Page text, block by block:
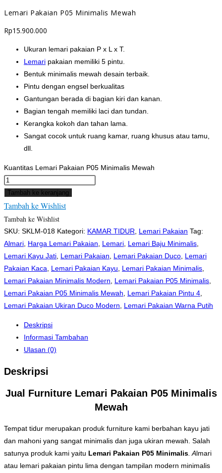
Lemari Pakaian P05 Minimalis Mewah
Rp15.900.000
Ukuran lemari pakaian P x L x T.
Lemari pakaian memiliki 5 pintu.
Bentuk minimalis mewah desain terbaik.
Pintu dengan engsel berkualitas
Gantungan berada di bagian kiri dan kanan.
Bagian tengah memiliki laci dan tundan.
Kerangka kokoh dan tahan lama.
Sangat cocok untuk ruang kamar, ruang khusus atau tamu,
dll.
Kuantitas Lemari Pakaian P05 Minimalis Mewah
Tambah ke keranjang
Tambah ke Wishlist
Tambah ke Wishlist
SKU: SKLM-018 Kategori: KAMAR TIDUR Lemari Pakaian Tag:
Almari Harga Lemari Pakaian Lemari Lemari Baju Minimalis
Lemari Kayu Jati Lemari Pakaian Lemari Pakaian Duco Lemari
Pakaian Kaca
Lemari Pakaian Kayu Lemari Pakaian Minimalis
Lemari Pakaian Minimalis Modern
Lemari Pakaian P05 Minimalis
Lemari Pakaian P05 Minimalis Mewah
Lemari Pakaian Pintu 4
Lemari Pakaian Ukiran Duco Modern
Lemari Pakaian Warna Putih
Deskripsi
Informasi Tambahan
Ulasan (0)
Deskripsi
Jual Furniture Lemari Pakaian P05 Minimalis
Mewah
Tempat tidur merupakan produk furniture kami berbahan kayu jati
dan mahoni yang sangat minimalis dan juga ukiran mewah. Salah
satunya produk kami yaitu Lemari Pakaian P05 Minimalis . Almari
atau lemari pakaian pintu lima dengan tampilan modern minimalis